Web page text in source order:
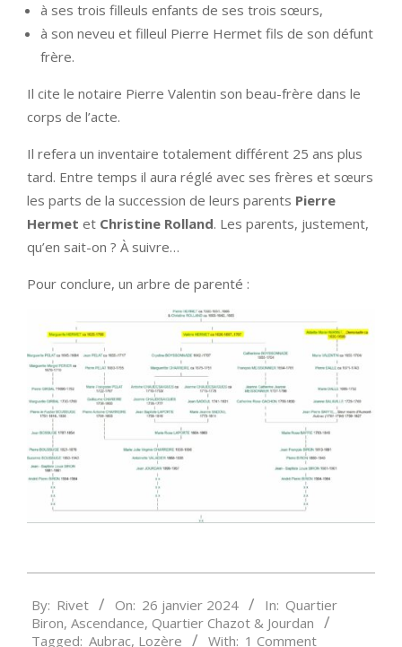
à ses trois filleuls enfants de ses trois sœurs,
à son neveu et filleul Pierre Hermet fils de son défunt
frère.
Il cite le notaire Pierre Valentin son beau-frère dans le
corps de l’acte.
Il refera un inventaire totalement différent 25 ans plus
tard. Entre temps il aura réglé avec ses frères et sœurs
les parts de la succession de leurs parents Pierre
Hermet et Christine Rolland. Les parents, justement,
qu’en sait-on ? À suivre…
Pour conclure, un arbre de parenté :
01-
26
By: Rivet On: 26 janvier 2024 In: Quartier
Biron, Ascendance, Quartier Chazot & Jourdan
Tagged: Aubrac, Lozère With: 1 Comment